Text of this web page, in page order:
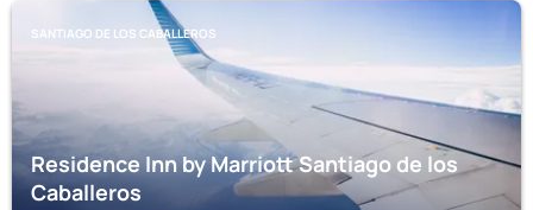
SANTIAGO DE LOS CABALLEROS
Residence Inn by Marriott Santiago de los
Caballeros